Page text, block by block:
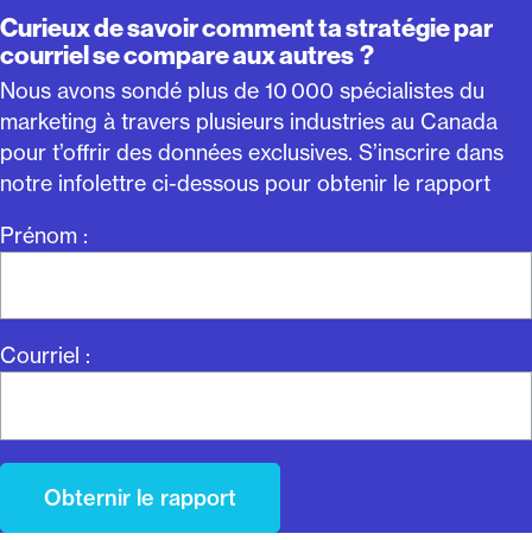
Curieux de savoir comment ta stratégie par
courriel se compare aux autres ?
Nous avons sondé plus de 10 000 spécialistes du
marketing à travers plusieurs industries au Canada
pour t’offrir des données exclusives. S’inscrire dans
notre infolettre ci-dessous pour obtenir le rapport
Prénom :
Courriel :